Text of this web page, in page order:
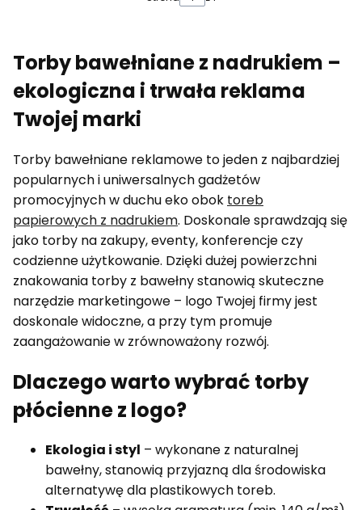
Torby bawełniane z nadrukiem –
ekologiczna i trwała reklama
Twojej marki
Torby bawełniane reklamowe to jeden z najbardziej
popularnych i uniwersalnych gadżetów
promocyjnych w duchu eko obok toreb
papierowych z nadrukiem. Doskonale sprawdzają się
jako torby na zakupy, eventy, konferencje czy
codzienne użytkowanie. Dzięki dużej powierzchni
znakowania torby z bawełny stanowią skuteczne
narzędzie marketingowe – logo Twojej firmy jest
doskonale widoczne, a przy tym promuje
zaangażowanie w zrównoważony rozwój.
Dlaczego warto wybrać torby
płócienne z logo?
Ekologia i styl – wykonane z naturalnej
bawełny, stanowią przyjazną dla środowiska
alternatywę dla plastikowych toreb.